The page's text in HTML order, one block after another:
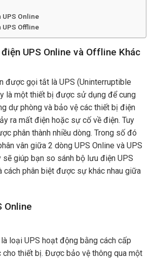
UPS Online
UPS Offline
UPS Online và Offline Khác
được gọi tắt là UPS (Uninterruptible
là một thiết bị được sử dụng để cung
dự phòng và bảo vệ các thiết bị điện
ra mất điện hoặc sự cố về điện. Tuy
phân thành nhiều dòng. Trong số đó
vân giữa 2 dòng UPS Online và UPS
sẽ giúp bạn so sánh bộ lưu điện UPS
cách phân biệt được sự khác nhau giữa
Online
loại UPS hoạt động bằng cách cấp
cho thiết bị. Được bảo vệ thông qua một